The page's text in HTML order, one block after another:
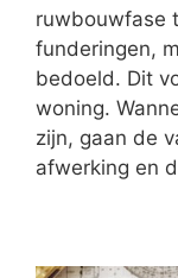
ruwbouwfase
funderingen,
bedoeld. Dit
woning.
zijn, gaan de
afwerking en